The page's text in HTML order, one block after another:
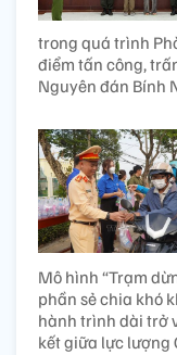
trong quá trình
điểm tấn công,
Nguyên đán Bính
Mô hình “Trạm
phần sẻ chia khó
hành trình dài trở
kết giữa lực lượng